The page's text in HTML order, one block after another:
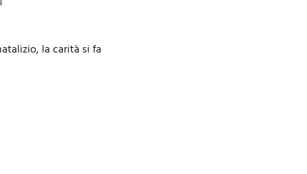
la carità si fa